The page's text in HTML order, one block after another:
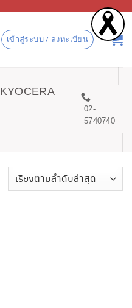
เข้าสู่ระบบ / ลงทะเบียน
KYOCERA
02-
5740740